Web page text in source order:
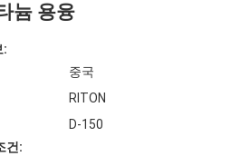
늄 용융
:
중국
RITON
D-150
건: